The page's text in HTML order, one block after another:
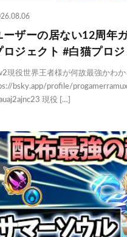
ーザーの居ない12周年
ロジェクト #白猫プロ
現役世界王者様が何故最強かわか
bsky.app/profile/
現役 […]